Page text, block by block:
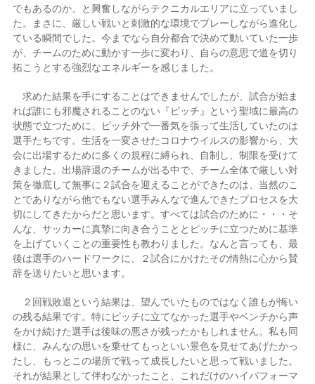
でもあるのか、と興奮しながらテクニカルエリアに立っていまし
た。まさに、厳しい戦いと刺激的な環境でプレーしながら進化し
ている瞬間でした。今までなら自分都合で決めて動いていた一歩
が、チームのために動かす一歩に変わり、自らの意思で道を切り
拓こうとする強烈なエネルギーを感じました。
求めた結果を手にすることはできませんでしたが、試合が始ま
れば誰にも邪魔されることのない『ピッチ』という聖域に最高の
状態で立つために、ピッチ外で一番気を張って生活していたのは
選手たちです。生活を一変させたコロナウイルスの影響から、大
会に出場するために多くの規程に縛られ、自制し、制限を受けて
きました。出場辞退のチームが出る中で、チーム全体で厳しい対
策を徹底して無事に２試合を迎えることができたのは、当然のこ
とでありながら他でもない選手みんなで進んできたプロセスを大
切にしてきたからだと思います。すべては試合のために・・・そ
んな、サッカーに真摯に向き合うこととピッチに立つために基準
を上げていくことの重要性も教わりました。なんと言っても、最
後は選手のハードワークに、２試合にかけたその情熱に心から賛
辞を送りたいと思います。
２回戦敗退という結果は、望んでいたものではなく誰もが悔い
の残る結果です。特にピッチに立てなかった選手やベンチから声
をかけ続けた選手は後味の悪さが残ったかもしれません。私も同
様に、みんなの思いを乗せてもっといい景色を見せてあげたかっ
たし、もっとこの場所で戦って成長したいと思って戦いました。
それが結果として伴わなかったこと、これだけのハイパフォーマ